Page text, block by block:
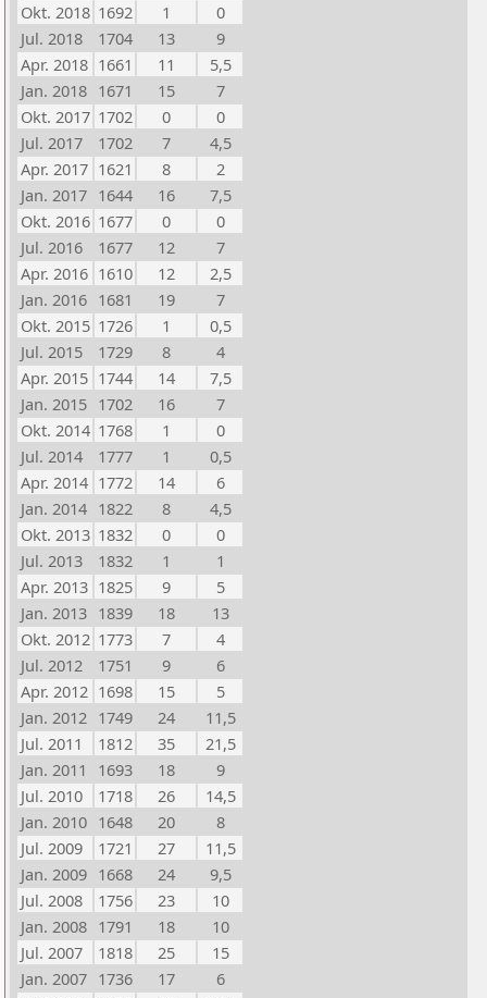
Okt. 2018 1692 1
0
Jul. 2018
1704 13
9
Apr. 2018 1661 11
5,5
Jan. 2018 1671 15
7
Okt. 2017 1702 0
0
Jul. 2017
1702 7
4,5
Apr. 2017 1621 8
2
Jan. 2017 1644 16
7,5
Okt. 2016 1677 0
0
Jul. 2016
1677 12
7
Apr. 2016 1610 12
2,5
Jan. 2016 1681 19
7
Okt. 2015 1726 1
0,5
Jul. 2015
1729 8
4
Apr. 2015 1744 14
7,5
Jan. 2015 1702 16
7
Okt. 2014 1768 1
0
Jul. 2014
1777 1
0,5
Apr. 2014 1772 14
6
Jan. 2014 1822 8
4,5
Okt. 2013 1832 0
0
Jul. 2013
1832 1
1
Apr. 2013 1825 9
5
Jan. 2013 1839 18
13
Okt. 2012 1773 7
4
Jul. 2012
1751 9
6
Apr. 2012 1698 15
5
Jan. 2012 1749 24
11,5
Jul. 2011
1812 35
21,5
Jan. 2011
1693 18
9
Jul. 2010
1718 26
14,5
Jan. 2010 1648 20
8
Jul. 2009
1721 27
11,5
Jan. 2009 1668 24
9,5
Jul. 2008
1756 23
10
Jan. 2008 1791 18
10
Jul. 2007
1818 25
15
Jan. 2007 1736 17
6